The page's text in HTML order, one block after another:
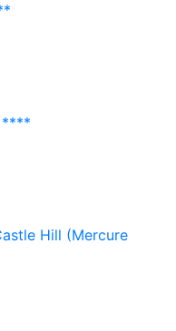
****
Hill (Mercure